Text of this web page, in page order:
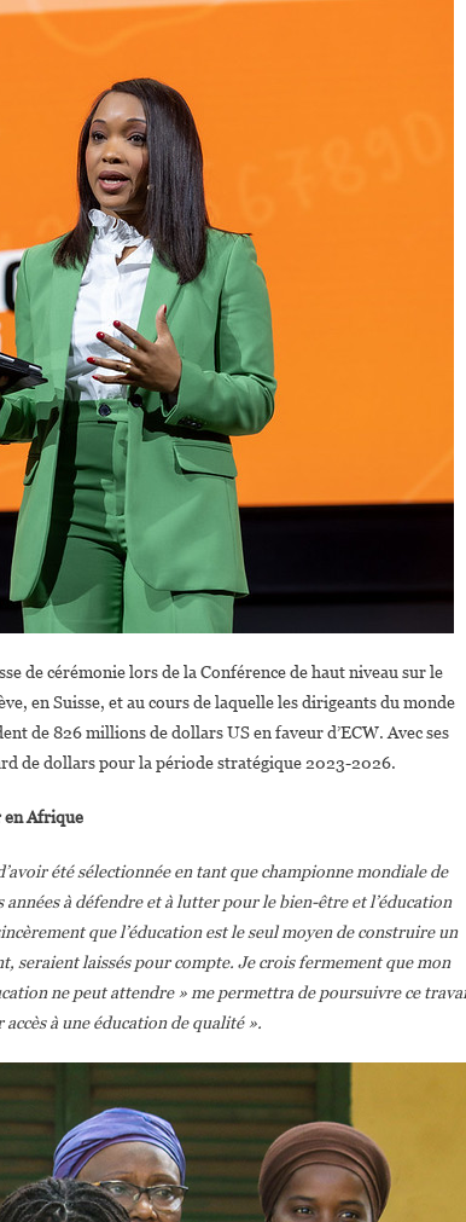
de cérémonie lors de la Conférence de haut niveau sur le
en Suisse, et au cours de laquelle les dirigeants du monde
de 826 millions de dollars US en faveur d’ECW. Avec ses
de dollars pour la période stratégique 2023-2026.
en Afrique
été sélectionnée en tant que championne mondiale de
années à défendre et à lutter pour le bien-être et l’éducation
que l’éducation est le seul moyen de construire un
seraient laissés pour compte. Je crois fermement que mon
ne peut attendre » me permettra de poursuivre ce
à une éducation de qualité ».